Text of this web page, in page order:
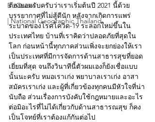
BizQuote
| National Geographic Thailand
ต้องยอมรับครับว่าเราเริ่มต้นปี 2021 นี้ด้วย
บรรยากาศที่ไม่สู้ดีนัก หลังจากเกิดการแพร่
ระบาดของโรคโควิด-19 ระลอกใหม่ขึ้นใน
ประเทศไทย บ้านที่เราคิดว่าปลอดภัยที่สุดใน
โลก ก่อนหน้านี้ทุกภาคส่วนเพิ่งจะยกย่องให้เรา
เป็นประเทศที่มีการจัดการด้านสาธารสุขที่ยอด
เยี่ยมที่สุด จนถึงวินาทีนี้ตัวผมเองก็ยังเชื่อแบบ
นั้นนะครับ หมอเราเก่ง พยาบาลเราเก่ง อาสา
สมัครเราเก่ง และผู้ที่เกี่ยวข้องทุกคนมีหัวใจที่น่า
นับถือ ส่วนเรื่องการบังคับใช้กฎหมายและอะไร
ต่อมิอะไรที่ไม่ได้เกี่ยวกับด้านสาธารณสุข ก็คง
เป็นโจทย์ที่เราต้องแก้กันต่อไป